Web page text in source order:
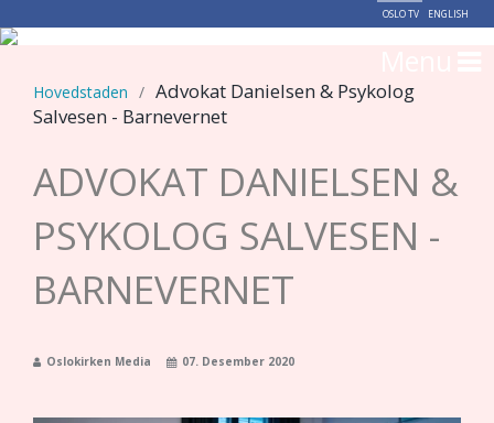
OSLO TV ENGLISH
Hovedstaden / Advokat Danielsen & Psykolog
Salvesen - Barnevernet
ADVOKAT DANIELSEN &
PSYKOLOG SALVESEN -
BARNEVERNET
Oslokirken Media 07. Desember 2020